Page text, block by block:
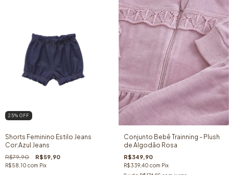
25% OFF
Shorts Feminino Estilo Jeans
Cor:Azul Jeans
R$79,90 R$59,90
R$58,10 com Pix
Conjunto Bebê Trainning - Plush
de Algodão Rosa
R$349,90
R$339,40 com Pix